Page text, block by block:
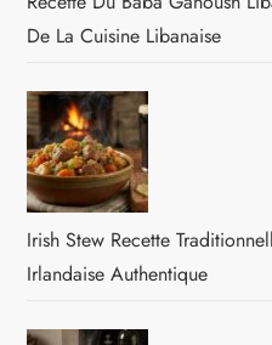
De La Cuisine Libanaise
Irish Stew Recette
Irlandaise Authentique